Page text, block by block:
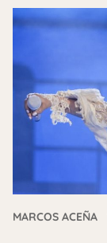
MARCOS ACEÑA